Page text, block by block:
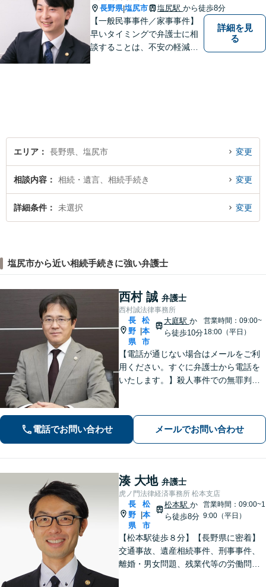
長野県|塩尻市 塩尻駅 から徒歩8分
【一般民事事件／家事事件】
早いタイミングで弁護士に相
談することは、不安の軽減、
詳細を見
る
エリア 長野県、塩尻市 変更
相談内容 相続・遺言、相続手続き 変更
詳細条件 未選択 変更
塩尻市から近い相続手続きに強い弁護士
西村 誠 弁護士
西村誠法律事務所
長
野
県
|
松
本
市
大庭駅 か
ら徒歩10分
営業時間：09:00~
18:00（平日）
【電話が通じない場合はメールをご利
用ください。すぐに弁護士から電話を
いたします。】殺人事件での無罪判決
員、裁判員裁判対応可、夜間休日対応
可能、専用駐車場あり（無料）
電話でお問い合わせ メールでお問い合わせ
湊 大地 弁護士
虎ノ門法律経済事務所 松本支店
長
野
県
松
本
市
松本駅 か
ら徒歩8分
営業時間：09:00~1
9:00（平日）
【松本駅徒歩８分】【長野県に密着】
交通事故、遺産相続事件、刑事事件、
離婚・男女問題、残業代等の労働問題